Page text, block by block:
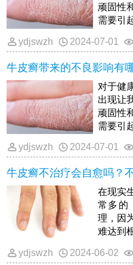
顽固性
需要引
ydjswzh 2024-07-01
牛皮癣带来的不良影响有
对于健
出现让
顽固性
需要引
ydjswzh 2024-07-01
在现实
常多的
理，因
难达到
碍，那
ydjswzh 2024-06-02